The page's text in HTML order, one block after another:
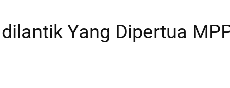
Yang Dipertua